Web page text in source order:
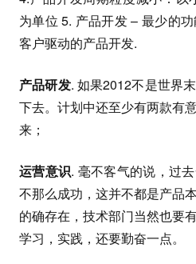
为单位 5. 产品开发 – 最少的
客户驱动的产品开发.
产品研发. 如果2012不是世界
下去。计划中还至少有两款有
来；
运营意识. 毫不客气的说，过
不那么成功，这并不都是产品
的确存在，技术部门当然也要
学习，实践，还要勤奋一点。